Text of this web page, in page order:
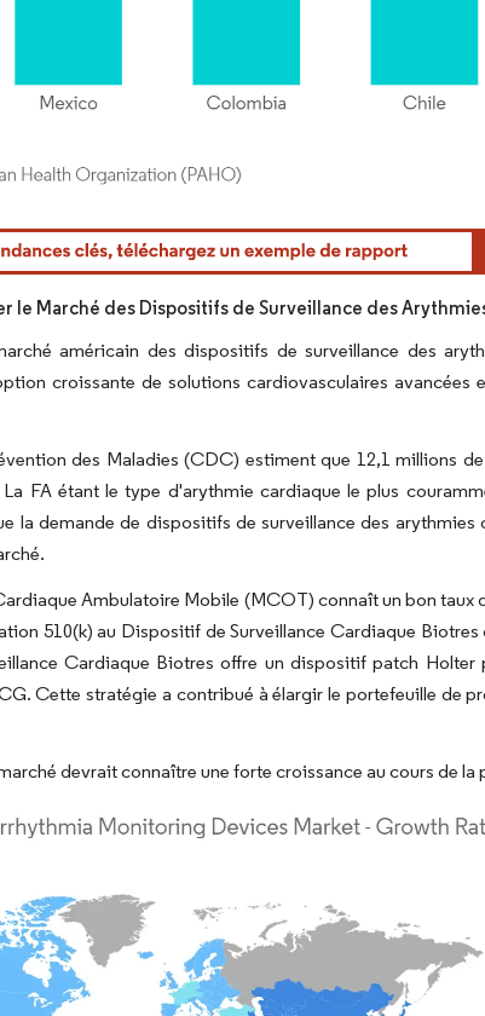
une attribution sous CC BY 4.0.
le Marché des Dispositifs de Surveillance des
américain des dispositifs de surveillance des
croissante de solutions cardiovasculaires avancées
des Maladies (CDC) estiment que 12,1 millions
FA étant le type d'arythmie cardiaque le plus
la demande de dispositifs de surveillance des arythmies
Ambulatoire Mobile (MCOT) connaît un bon taux
510(k) au Dispositif de Surveillance Cardiaque
Cardiaque Biotres offre un dispositif patch
Cette stratégie a contribué à élargir le portefeuille de
devrait connaître une forte croissance au cours de